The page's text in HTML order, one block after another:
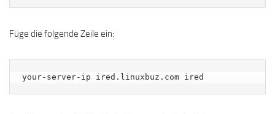
Füge die folgende Zeile ein: